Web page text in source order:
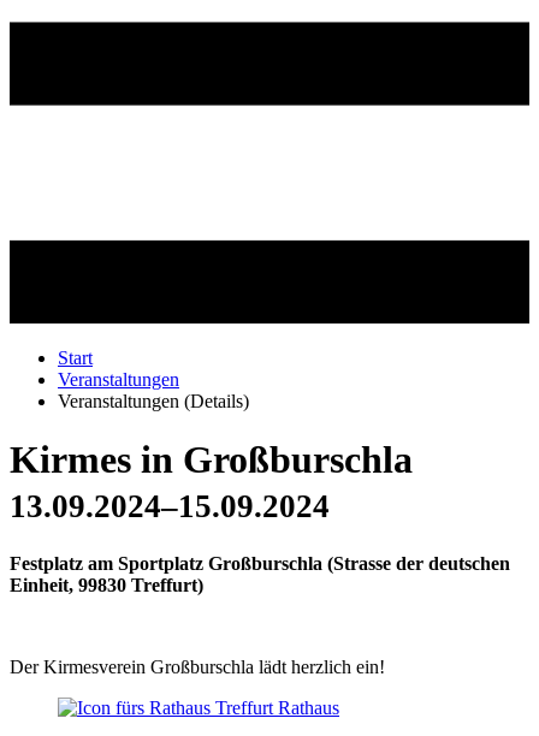
Start
Veranstaltungen
Veranstaltungen (Details)
Kirmes in Großburschla
13.09.2024–15.09.2024
Festplatz am Sportplatz Großburschla (Strasse der deutschen
Einheit, 99830 Treffurt)
Der Kirmesverein Großburschla lädt herzlich ein!
Rathaus